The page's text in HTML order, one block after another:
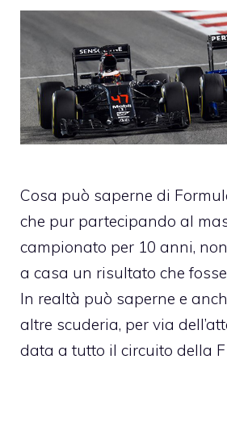
Cosa può saperne di
che pur partecipando al
campionato per 10 anni,
a casa un risultato che
In realtà può saperne e
altre scuderia, per via
data a tutto il circuito della